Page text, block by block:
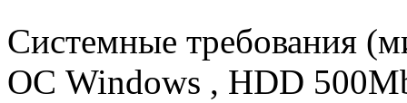
Системные требования
ОС Windows , HDD